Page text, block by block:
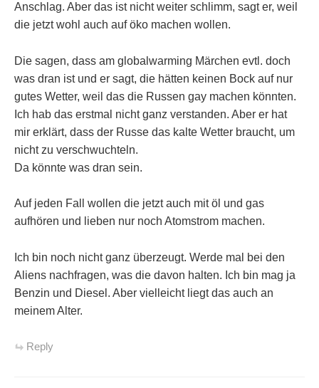
Anschlag. Aber das ist nicht weiter schlimm, sagt er, weil
die jetzt wohl auch auf öko machen wollen.
Die sagen, dass am globalwarming Märchen evtl. doch
was dran ist und er sagt, die hätten keinen Bock auf nur
gutes Wetter, weil das die Russen gay machen könnten.
Ich hab das erstmal nicht ganz verstanden. Aber er hat
mir erklärt, dass der Russe das kalte Wetter braucht, um
nicht zu verschwuchteln.
Da könnte was dran sein.
Auf jeden Fall wollen die jetzt auch mit öl und gas
aufhören und lieben nur noch Atomstrom machen.
Ich bin noch nicht ganz überzeugt. Werde mal bei den
Aliens nachfragen, was die davon halten. Ich bin mag ja
Benzin und Diesel. Aber vielleicht liegt das auch an
meinem Alter.
Reply